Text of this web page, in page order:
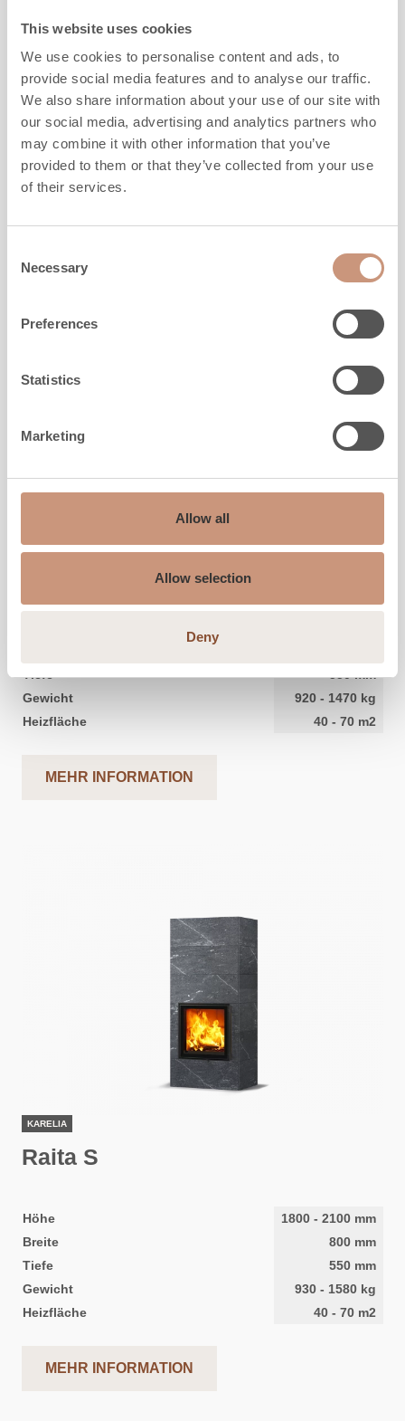
This website uses cookies
We use cookies to personalise content and ads, to
provide social media features and to analyse our traffic.
We also share information about your use of our site with
our social media, advertising and analytics partners who
may combine it with other information that you’ve
provided to them or that they’ve collected from your use
of their services.
Selection
Necessary
Preferences
Statistics
Marketing
Allow all
Allow selection
Deny
Höhe
Breite
1100
Tiefe
550mm
Gewicht
1500- 2180kg
Heizfläche
50-90m2
MEHR INFORMATION
Tiefe
550mm
Gewicht
920 - 1470 kg
Heizfläche
40 - 70 m2
MEHR INFORMATION
KARELIA
Raita S
Höhe 1800 - 2100 mm
Breite
800 mm
Tiefe
550 mm
Gewicht
930 - 1580 kg
Heizfläche
40 - 70 m2
MEHR INFORMATION